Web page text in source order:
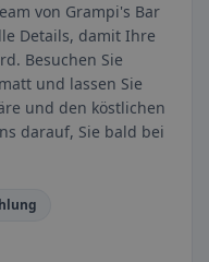
von Grampi's Bar
Details, damit Ihre
Besuchen Sie
und lassen Sie
und den köstlichen
darauf, Sie bald bei